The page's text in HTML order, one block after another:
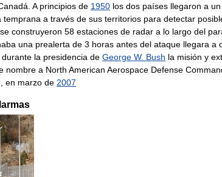
A principios de 1950 los dos países llegaron a un
temprana a través de sus territorios para detectar
se construyeron 58 estaciones de radar a lo largo del
una prealerta de 3 horas antes del ataque llegara a
durante la presidencia de George W. Bush la misión y
nombre a North American Aerospace Defense
en marzo de 2007